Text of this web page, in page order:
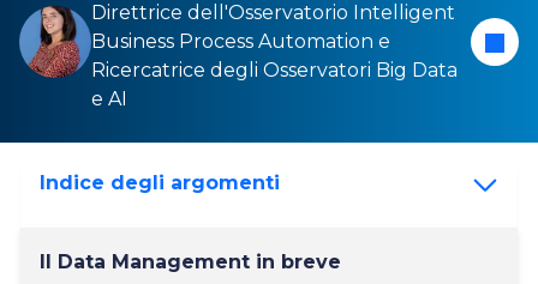
Direttrice dell'Osservatorio Intelligent
Business Process Automation e
Ricercatrice degli Osservatori Big Data
e AI
Indice degli argomenti
Il Data Management in breve